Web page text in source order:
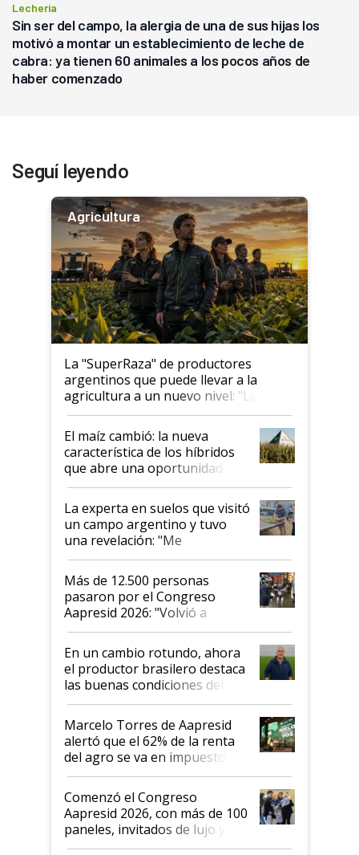
Lechería
Sin ser del campo, la alergia de una de sus hijas los
motivó a montar un establecimiento de leche de
cabra: ya tienen 60 animales a los pocos años de
haber comenzado
Seguí leyendo
Agricultura
La "SuperRaza" de productores
argentinos que puede llevar a la
agricultura a un nuevo nivel: "Las
posibilidades de crecimiento son
infinitas"
El maíz cambió: la nueva
característica de los híbridos
que abre una oportunidad en
el lote
La experta en suelos que visitó
un campo argentino y tuvo
una revelación: "Me
impresionó mucho"
Más de 12.500 personas
pasaron por el Congreso
Aapresid 2026: "Volvió a
demostrar que hablar del
suelo es hablar de todo el
sistema productivo"
En un cambio rotundo, ahora
el productor brasilero destaca
las buenas condiciones del
agro argentino para invertir:
"Los veo más motivados"
Marcelo Torres de Aapresid
alertó que el 62% de la renta
del agro se va en impuestos:
"No es bueno que en
Argentina se sigan discutiendo
las mismas cosas de hace 50
años"
Comenzó el Congreso
Aapresid 2026, con más de 100
paneles, invitados de lujo y
todas las tendencias